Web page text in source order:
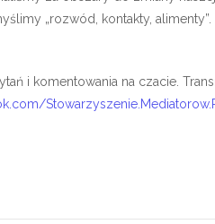
„rozwód, kontakty,
i komentowania na czacie.